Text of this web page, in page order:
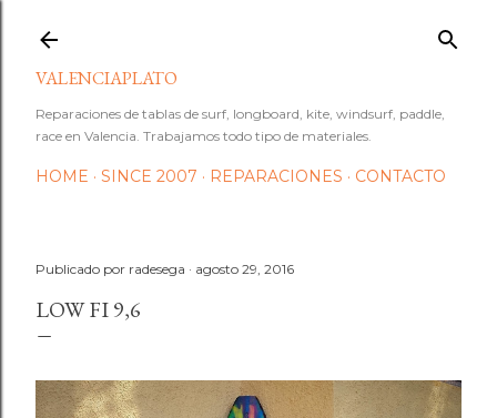
VALENCIAPLATO
Reparaciones de tablas de surf, longboard, kite, windsurf, paddle,
race en Valencia. Trabajamos todo tipo de materiales.
HOME SINCE 2007 REPARACIONES CONTACTO
Publicado por radesega agosto 29, 2016
LOW FI 9,6